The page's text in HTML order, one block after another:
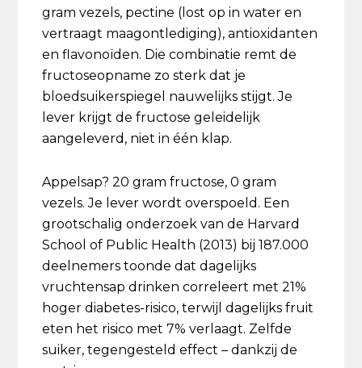
gram vezels, pectine (lost op in water en
vertraagt maagontlediging), antioxidanten
en flavonoïden. Die combinatie remt de
fructoseopname zo sterk dat je
bloedsuikerspiegel nauwelijks stijgt. Je
lever krijgt de fructose geleidelijk
aangeleverd, niet in één klap.
Appelsap? 20 gram fructose, 0 gram
vezels. Je lever wordt overspoeld. Een
grootschalig onderzoek van de Harvard
School of Public Health (2013) bij 187.000
deelnemers toonde dat dagelijks
vruchtensap drinken correleert met 21%
hoger diabetes-risico, terwijl dagelijks fruit
eten het risico met 7% verlaagt. Zelfde
suiker, tegengesteld effect – dankzij de